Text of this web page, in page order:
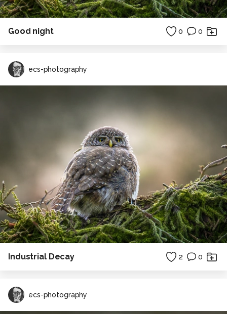
Good night 0 0
ecs-photography
Industrial Decay 2 0
ecs-photography